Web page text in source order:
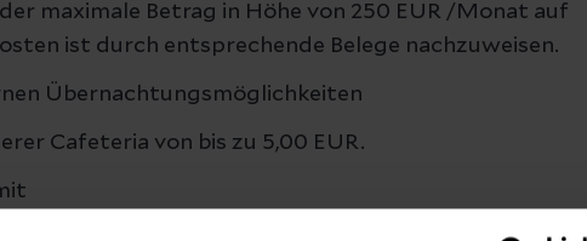
maximale Betrag in Höhe von 250 EUR /Monat auf
ist durch entsprechende Belege nachzuweisen.
Übernachtungsmöglichkeiten
Cafeteria von bis zu 5,00 EUR.